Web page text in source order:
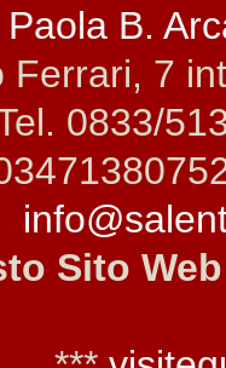
B.
Ferrari, 7
0833/
Sito